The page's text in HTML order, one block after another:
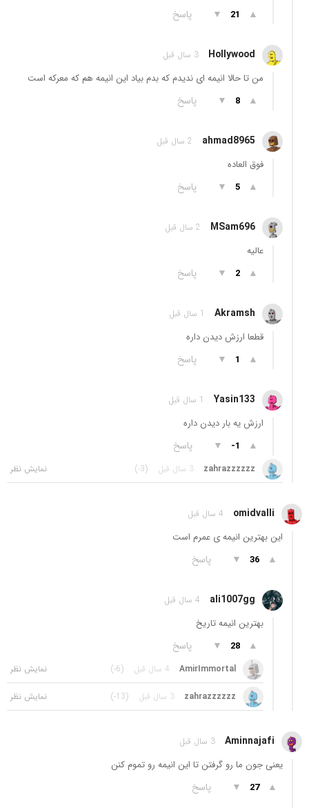
▲
21
▼ پاسخ
Hollywood 3 سال قبل
من تا حالا انیمه ای ندیدم که بدم بیاد این انیمه هم که معرکه است
▲
8
▼ پاسخ
ahmad8965 2 سال قبل
فوق العاده
▲
5
▼ پاسخ
MSam696 2 سال قبل
عالیه
▲
2
▼ پاسخ
Akramsh 1 سال قبل
قطعا ارزش دیدن داره
▲
1
▼ پاسخ
Yasin133 1 سال قبل
ارزش یه بار دیدن داره
▲
-1
▼ پاسخ
zahrazzzzzz 3 سال قبل (-3)
omidvalli 4 سال قبل
این بهترین انیمه ی عمرم است
▲
36
▼ پاسخ
ali1007gg 4 سال قبل
بهترین انیمه تاریخ
▲
28
▼ پاسخ
AmirImmortal 4 سال قبل (-6)
zahrazzzzzz 3 سال قبل (-13)
Aminnajafi 3 سال قبل
یعنی جون ما رو گرفتن تا این انیمه رو تموم کنن
▲
27
▼ پاسخ